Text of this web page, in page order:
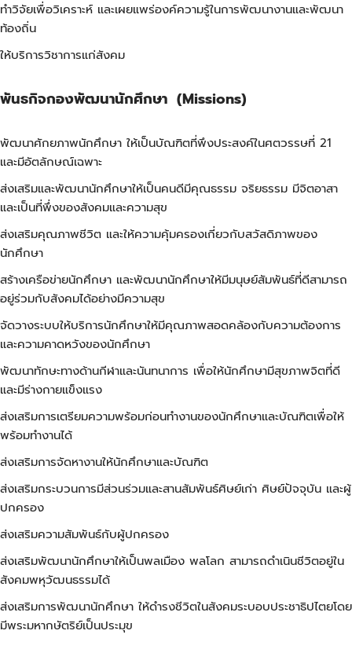
ทำวิจัยเพื่อวิเคราะห์ และเผยแพร่องค์ความรู้ในการพัฒนางานและพัฒนา
ท้องถิ่น
ให้บริการวิชาการแก่สังคม
พันธกิจกองพัฒนานักศึกษา (Missions)
พัฒนาศักยภาพนักศึกษา ให้เป็นบัณฑิตที่พึงประสงค์ในศตวรรษที่ 21
และมีอัตลักษณ์เฉพาะ
ส่งเสริมและพัฒนานักศึกษาให้เป็นคนดีมีคุณธรรม จริยธรรม มีจิตอาสา
และเป็นที่พึ่งของสังคมและความสุข
ส่งเสริมคุณภาพชีวิต และให้ความคุ้มครองเกี่ยวกับสวัสดิภาพของ
นักศึกษา
สร้างเครือข่ายนักศึกษา และพัฒนานักศึกษาให้มีมนุษย์สัมพันธ์ที่ดีสามารถ
อยู่ร่วมกับสังคมได้อย่างมีความสุข
จัดวางระบบให้บริการนักศึกษาให้มีคุณภาพสอดคล้องกับความต้องการ
และความคาดหวังของนักศึกษา
พัฒนาทักษะทางด้านกีฬาและนันทนาการ เพื่อให้นักศึกษามีสุขภาพจิตที่ดี
และมีร่างกายแข็งแรง
ส่งเสริมการเตรียมความพร้อมก่อนทำงานของนักศึกษาและบัณฑิตเพื่อให้
พร้อมทำงานได้
ส่งเสริมการจัดหางานให้นักศึกษาและบัณฑิต
ส่งเสริมกระบวนการมีส่วนร่วมและสานสัมพันธ์ศิษย์เก่า ศิษย์ปัจจุบัน และผู้
ปกครอง
ส่งเสริมความสัมพันธ์กับผู้ปกครอง
ส่งเสริมพัฒนานักศึกษาให้เป็นพลเมือง พลโลก สามารถดำเนินชีวิตอยู่ใน
สังคมพหุวัฒนธรรมได้
ส่งเสริมการพัฒนานักศึกษา ให้ดำรงชีวิตในสังคมระบอบประชาธิปไตยโดย
มีพระมหากษัตริย์เป็นประมุข